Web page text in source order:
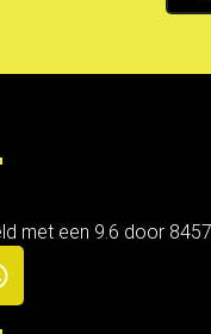
met een 9.6 door